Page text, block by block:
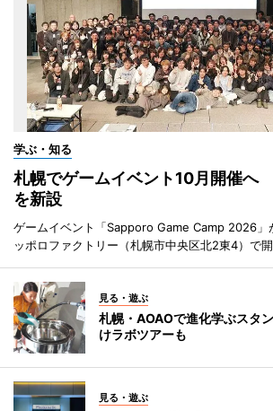
学ぶ・知る
札幌でゲームイベント10月開催へ
を新設
ゲームイベント「Sapporo Game Camp 2026」
ッポロファクトリー（札幌市中央区北2東4）で開
見る・遊ぶ
札幌・AOAOで進化学ぶスタ
けラボツアーも
見る・遊ぶ